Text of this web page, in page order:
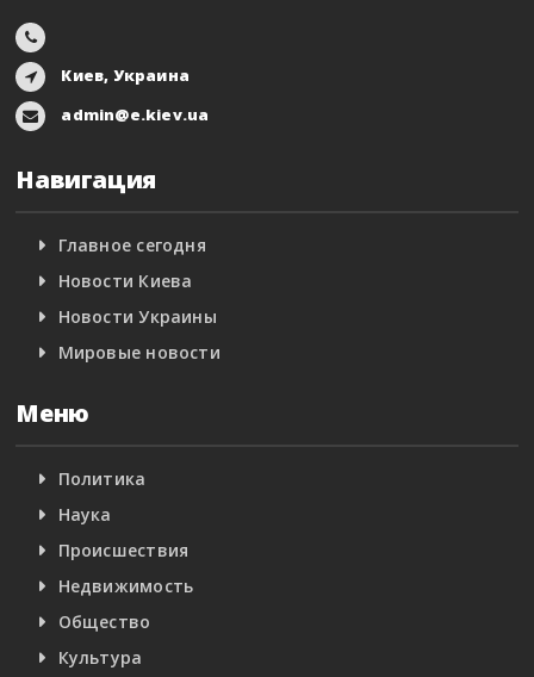
Киев, Украина
admin@e.kiev.ua
Навигация
Главное сегодня
Новости Киева
Новости Украины
Мировые новости
Меню
Политика
Наука
Происшествия
Недвижимость
Общество
Культура